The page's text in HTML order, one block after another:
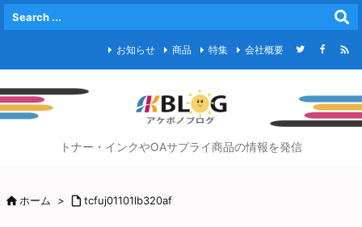
お知らせ 商品 特集 会社概要 
トナー・インクやOAサプライ商品の情報を発信
ホーム >  tcfuj01101lb320af